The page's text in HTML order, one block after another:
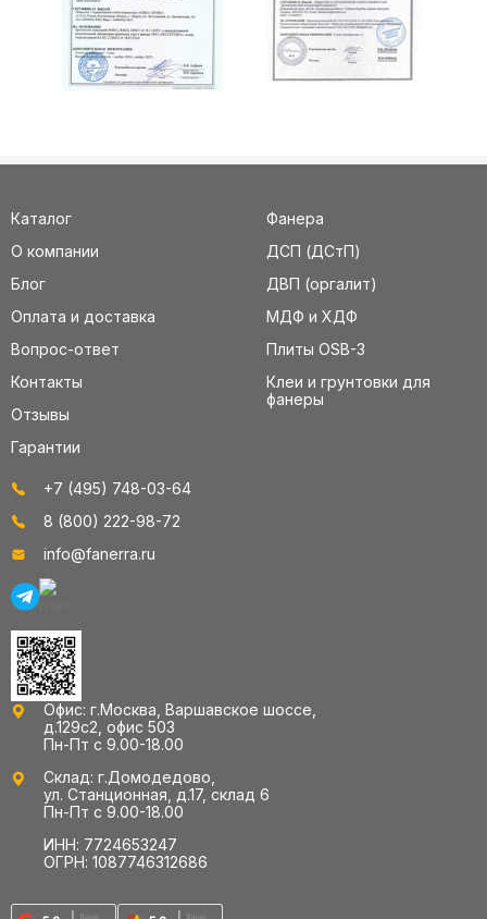
Каталог
О компании
Блог
Оплата и доставка
Вопрос-ответ
Контакты
Отзывы
Гарантии
Фанера
ДСП (ДСтП)
ДВП (оргалит)
МДФ и ХДФ
Плиты OSB-3
Клеи и грунтовки для
фанеры
+7 (495) 748-03-64
8 (800) 222-98-72
info@fanerra.ru
Офис: г.Москва, Варшавское шоссе,
д.129с2, офис 503
Пн-Пт с 9.00-18.00
Склад: г.Домодедово,
ул. Станционная, д.17, склад 6
Пн-Пт с 9.00-18.00
ИНН: 7724653247
ОГРН: 1087746312686